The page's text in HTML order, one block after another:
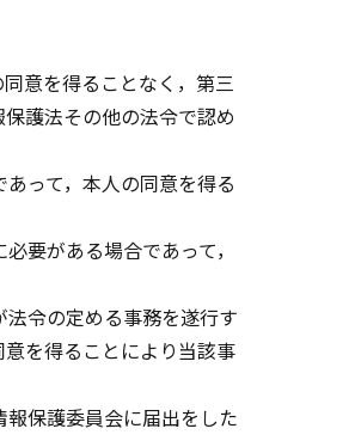
意を得ることなく，第三
護法その他の法令で認め
って，本人の同意を得る
要がある場合であって，
令の定める事務を遂行す
を得ることにより当該事
保護委員会に届出をした